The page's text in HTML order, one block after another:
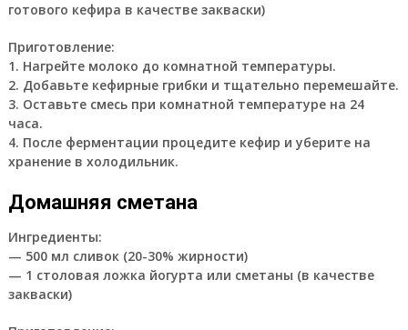
готового кефира в качестве закваски)
Приготовление:
1. Нагрейте молоко до комнатной температуры.
2. Добавьте кефирные грибки и тщательно перемешайте.
3. Оставьте смесь при комнатной температуре на 24
часа.
4. После ферментации процедите кефир и уберите на
хранение в холодильник.
Домашняя сметана
Ингредиенты:
— 500 мл сливок (20-30% жирности)
— 1 столовая ложка йогурта или сметаны (в качестве
закваски)